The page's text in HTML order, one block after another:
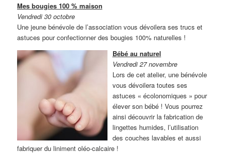
Mes bougies 100 % maison
Vendredi 30 octobre
Une jeune bénévole de l’association vous dévoilera ses trucs et
astuces pour confectionner des bougies 100% naturelles !
Bébé au naturel
Vendredi 27 novembre
Lors de cet atelier, une bénévole
vous dévoilera toutes ses
astuces « écolonomiques » pour
élever son bébé ! Vous pourrez
ainsi découvrir la fabrication de
lingettes humides, l’utilisation
des couches lavables et aussi
fabriquer du liniment oléo-calcaire !